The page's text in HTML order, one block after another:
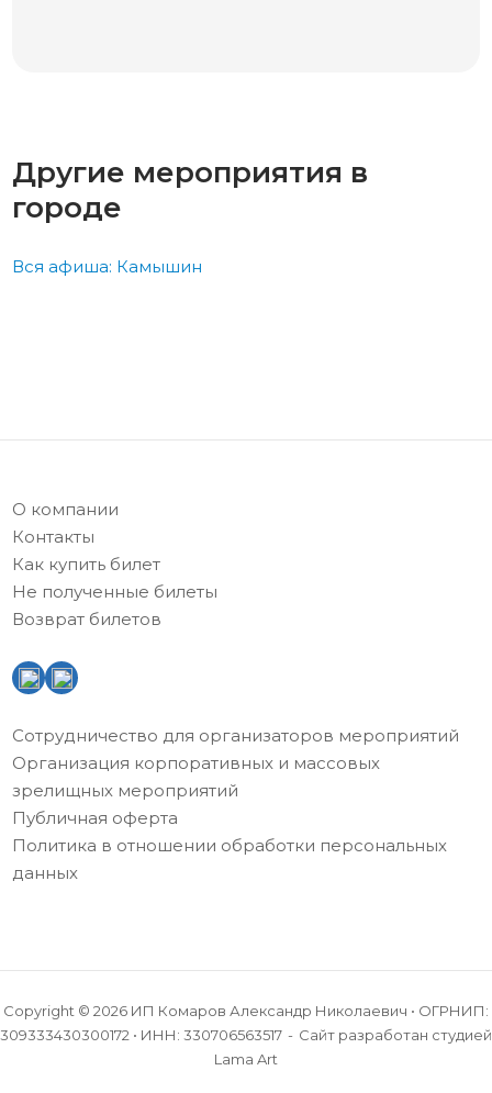
Другие мероприятия в
городе
Вся афиша: Камышин
О компании
Контакты
Как купить билет
Не полученные билеты
Возврат билетов
Сотрудничество для организаторов мероприятий
Организация корпоративных и массовых
зрелищных мероприятий
Публичная оферта
Политика в отношении обработки персональных
данных
Copyright © 2026 ИП Комаров Александр Николаевич • ОГРНИП:
309333430300172 • ИНН: 330706563517
Сайт разработан студией
Lama Art